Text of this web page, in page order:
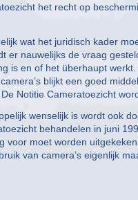
het recht op
wat het juridisch kader
nauwelijks de vraag
is en of het überhaupt
blijkt een goed
Notitie Cameratoezicht
wenselijk is wordt ook
behandelen in juni
moet worden
van camera’s eigenlijk